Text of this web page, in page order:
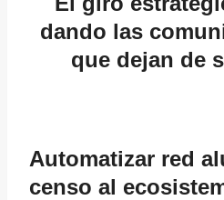
dando las
que dejan de
Automatizar red
censo al